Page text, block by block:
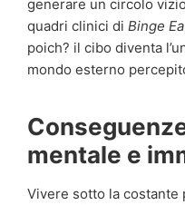
generare un circolo
quadri clinici di Binge
poich? il cibo diventa
mondo esterno
mentale e
Vivere sotto la costante